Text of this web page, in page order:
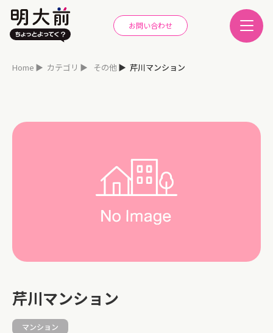
お問い合わせ
Home カテゴリ その他 芹川マンション
芹川マンション
マンション